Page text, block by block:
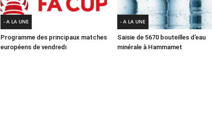
- A LA UNE
Programme des principaux matches
européens de vendredi
- A LA UNE
Saisie de 5670 bouteilles d’eau
minérale à Hammamet